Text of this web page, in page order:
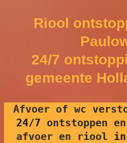
Riool
24/7
gemeente
Afvoer of wc
24/7 ontstoppen
afvoer en riool in